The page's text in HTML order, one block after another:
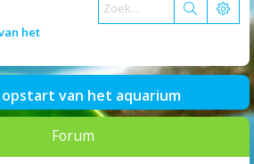
het
van het aquarium
Forum